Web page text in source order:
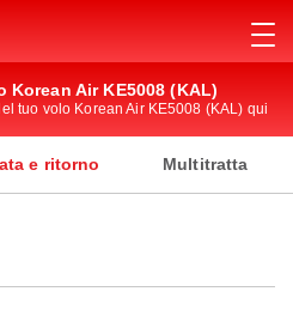
Korean Air KE5008 (KAL)
tuo volo Korean Air KE5008 (KAL) qui
e ritorno Multitratta